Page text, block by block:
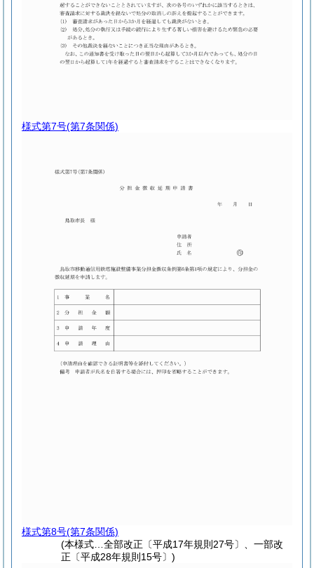
様式第7号(第7条関係)
様式第8号(第7条関係)
(本様式…全部改正〔平成17年規則27号〕、一部改
正〔平成28年規則15号〕)